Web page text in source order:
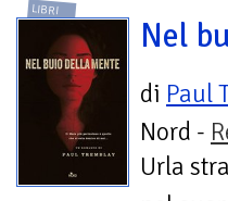
LIBRI
Nel
di Paul
Nord -
Urla